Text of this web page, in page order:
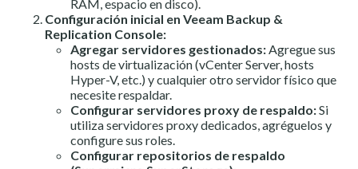
RAM, espacio en disco).
Configuración inicial en Veeam Backup &
Replication Console:
Agregar servidores gestionados:Agregue sus
hosts de virtualización (vCenter Server, hosts
Hyper-V, etc.) y cualquier otro servidor físico que
necesite respaldar.
Configurar servidores proxy de respaldo:Si
utiliza servidores proxy dedicados, agréguelos y
configure sus roles.
Configurar repositorios de respaldo